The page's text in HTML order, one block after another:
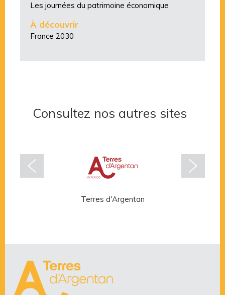
Les journées du patrimoine économique
À découvrir
France 2030
Consultez nos autres sites
Terres d'Argentan